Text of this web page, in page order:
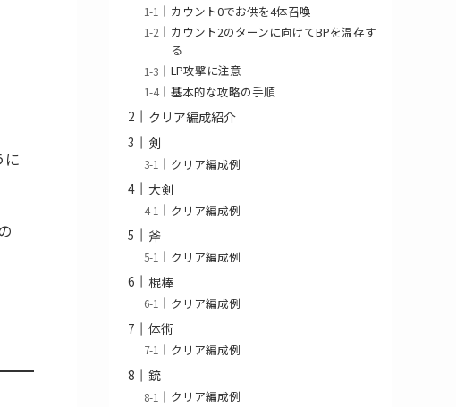
カウント0でお供を4体召喚
カウント2のターンに向けてBPを温存す
る
LP攻撃に注意
基本的な攻略の手順
クリア編成紹介
剣
クリア編成例
大剣
クリア編成例
斧
クリア編成例
棍棒
クリア編成例
体術
クリア編成例
銃
クリア編成例